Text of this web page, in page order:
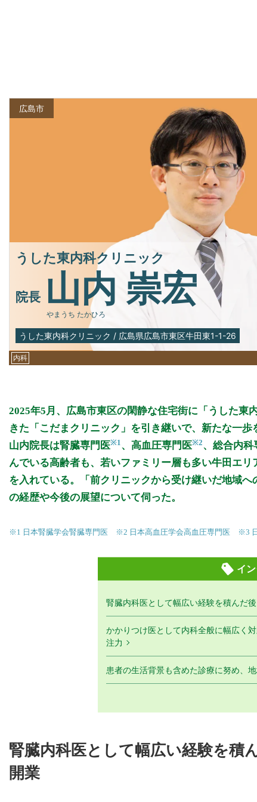
広島市
うした東内科クリニック
院長 山内 崇宏
やまうち たかひろ
うした東内科クリニック / 広島県広島市東区牛田東1-1-26
内科
2025年5月、広島市東区の閑静な住宅街に「うした東
きた「こだまクリニック」を引き継いで、新たな一歩
山内院長は腎臓専門医※1 、高血圧専門医※2、総合内科
んでいる高齢者も、若いファミリー層も多い牛田エ
を入れている。「前クリニックから受け継いだ地域
の経歴や今後の展望について伺った。
※1 日本腎臓学会腎臓専門医 ※2 日本高血圧学会高血圧専門医 ※3
イ
腎臓内科医として幅広い経験を積んだ
かかりつけ医として内科全般に幅広く
注力
患者の生活背景も含めた診療に努め、
腎臓内科医として幅広い経験を積
開業